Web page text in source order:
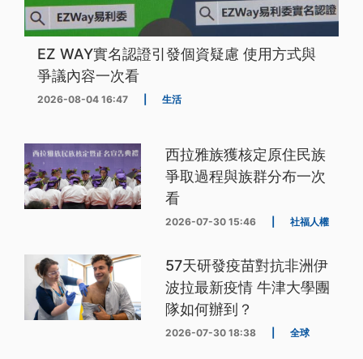
EZ WAY實名認證引發個資疑慮 使用方式與
爭議內容一次看
2026-08-04 16:47 生活
西拉雅族獲核定原住民族
爭取過程與族群分布一次
看
2026-07-30 15:46 社福人權
57天研發疫苗對抗非洲伊
波拉最新疫情 牛津大學團
隊如何辦到？
2026-07-30 18:38 全球